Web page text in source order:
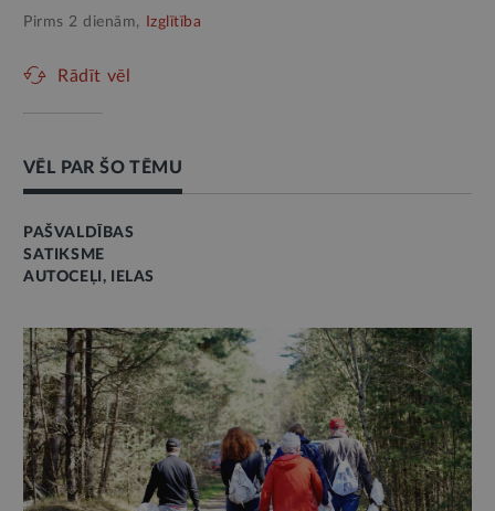
Pirms 2 dienām, Izglītība
Rādīt vēl
VĒL PAR ŠO TĒMU
PAŠVALDĪBAS
SATIKSME
AUTOCEĻI, IELAS